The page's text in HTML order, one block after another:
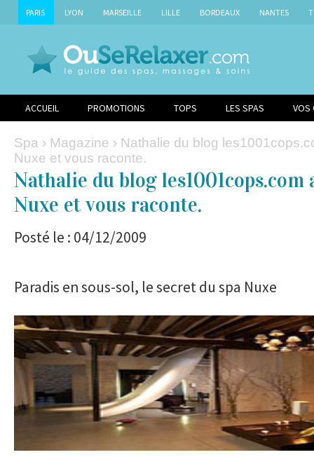
PARIS LYON MARSEILLE LILLE BORDEAUX NANTES
ACCUEIL PROMOTIONS TOPS LES SPAS VOS
Spa › Magazine › Nathalie du blog
Nuxe et vous raconte.
Nathalie du blog les1001cops.com
Nuxe et vous raconte.
Posté le : 04/12/2009
Paradis en sous-sol, le secret du spa Nuxe